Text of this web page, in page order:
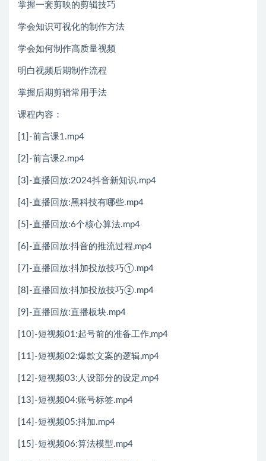
掌握一套剪映的剪辑技巧
学会知识可视化的制作方法
学会如何制作高质量视频
明白视频后期制作流程
掌握后期剪辑常用手法
课程内容：
[1]-前言课1.mp4
[2]-前言课2.mp4
[3]-直播回放:2024抖音新知识.mp4
[4]-直播回放:黑科技有哪些.mp4
[5]-直播回放:6个核心算法.mp4
[6]-直播回放:抖音的推流过程,mp4
[7]-直播回放:抖加投放技巧①.mp4
[8]-直播回放:抖加投放技巧②.mp4
[9]-直播回放:直播板块.mp4
[10]-短视频01:起号前的准备工作,mp4
[11]-短视频02:爆款文案的逻辑,mp4
[12]-短视频03:人设部分的设定,mp4
[13]-短视频04:账号标签.mp4
[14]-短视频05:抖加.mp4
[15]-短视频06:算法模型.mp4